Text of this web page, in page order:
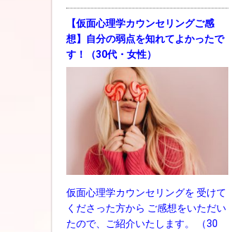
【仮面心理学カウンセリングご感
想】自分の弱点を知れてよかったで
す！（30代・女性）
仮面心理学カウンセリングを 受けて
くださった方から ご感想をいただい
たので、ご紹介いたします。 （30